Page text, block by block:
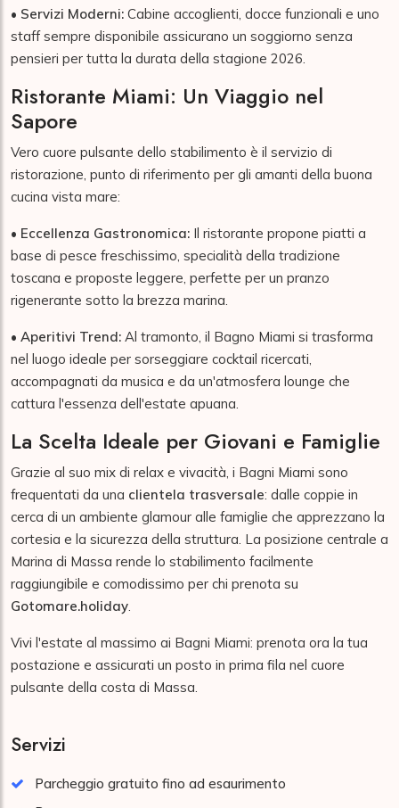
• Servizi Moderni: Cabine accoglienti, docce funzionali e uno
staff sempre disponibile assicurano un soggiorno senza
pensieri per tutta la durata della stagione 2026.
Ristorante Miami: Un Viaggio nel
Sapore
Vero cuore pulsante dello stabilimento è il servizio di
ristorazione, punto di riferimento per gli amanti della buona
cucina vista mare:
• Eccellenza Gastronomica: Il ristorante propone piatti a
base di pesce freschissimo, specialità della tradizione
toscana e proposte leggere, perfette per un pranzo
rigenerante sotto la brezza marina.
• Aperitivi Trend: Al tramonto, il Bagno Miami si trasforma
nel luogo ideale per sorseggiare cocktail ricercati,
accompagnati da musica e da un'atmosfera lounge che
cattura l'essenza dell'estate apuana.
La Scelta Ideale per Giovani e Famiglie
Grazie al suo mix di relax e vivacità, i Bagni Miami sono
frequentati da una clientela trasversale: dalle coppie in
cerca di un ambiente glamour alle famiglie che apprezzano la
cortesia e la sicurezza della struttura. La posizione centrale a
Marina di Massa rende lo stabilimento facilmente
raggiungibile e comodissimo per chi prenota su
Gotomare.holiday.
Vivi l'estate al massimo ai Bagni Miami: prenota ora la tua
postazione e assicurati un posto in prima fila nel cuore
pulsante della costa di Massa.
Servizi
Parcheggio gratuito fino ad esaurimento